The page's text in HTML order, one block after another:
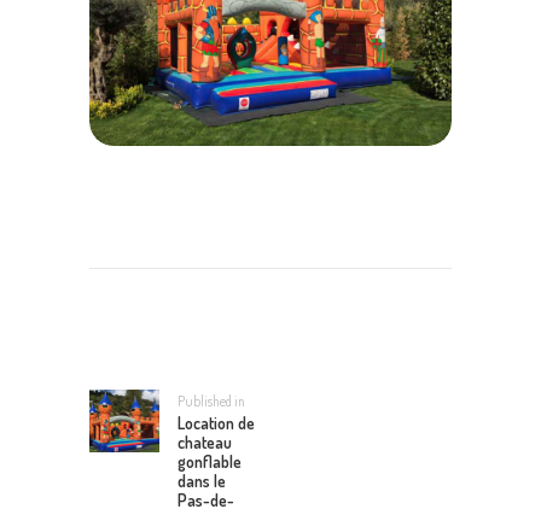
L’ARTICLE
Published in
post:
Location de
chateau
gonflable
dans le
Pas-de-